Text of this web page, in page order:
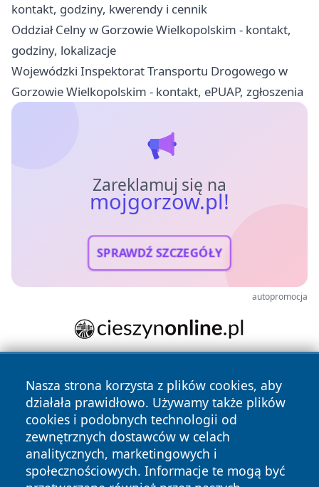
kontakt, godziny, kwerendy i cennik
Oddział Celny w Gorzowie Wielkopolskim - kontakt,
godziny, lokalizacje
Wojewódzki Inspektorat Transportu Drogowego w
Gorzowie Wielkopolskim - kontakt, ePUAP, zgłoszenia
Zareklamuj się na
mojgorzow.pl!
SPRAWDŹ SZCZEGÓŁY
autopromocja
Nasza strona korzysta z plików cookies, aby
działała prawidłowo. Używamy także plików
cookies i podobnych technologii od
zewnętrznych dostawców w celach
analitycznych, marketingowych i
społecznościowych. Informacje te mogą być
Copyright © 2026 mojgorzow.pl Wszystkie prawa zastrzeżone.